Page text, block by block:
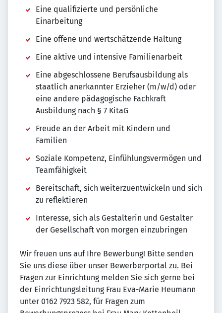
Eine qualifizierte und persönliche
Einarbeitung
Eine offene und wertschätzende Haltung
Eine aktive und intensive Familienarbeit
Eine abgeschlossene Berufsausbildung als
staatlich anerkannter Erzieher (m/w/d) oder
eine andere pädagogische Fachkraft
Ausbildung nach § 7 KitaG
Freude an der Arbeit mit Kindern und
Familien
Soziale Kompetenz, Einfühlungsvermögen und
Teamfähigkeit
Bereitschaft, sich weiterzuentwickeln und sich
zu reflektieren
Interesse, sich als Gestalterin und Gestalter
der Gesellschaft von morgen einzubringen
Wir freuen uns auf Ihre Bewerbung! Bitte senden
Sie uns diese über unser Bewerberportal zu. Bei
Fragen zur Einrichtung melden Sie sich gerne bei
der Einrichtungsleitung Frau Eva-Marie Heumann
unter 0162 7923 582, für Fragen zum